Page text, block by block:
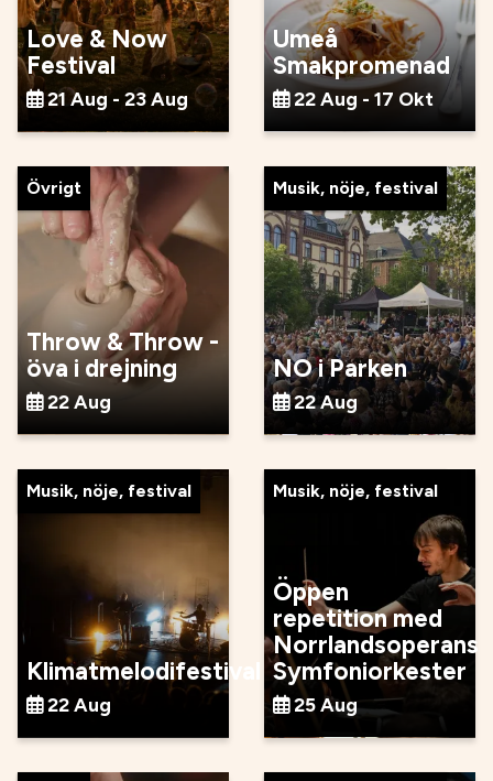
Love & Now
Festival
21 Aug - 23 Aug
Umeå
Smakpromenad
22 Aug - 17 Okt
Övrigt
Throw & Throw -
öva i drejning
22 Aug
Musik, nöje, festival
NO i Parken
22 Aug
Musik, nöje, festival
Klimatmelodifestival
22 Aug
Musik, nöje, festival
Öppen
repetition med
Norrlandsoperans
Symfoniorkester
25 Aug